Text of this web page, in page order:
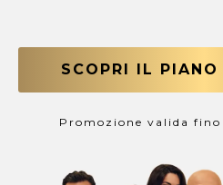
SCOPRI IL PIANO
Promozione valida fino